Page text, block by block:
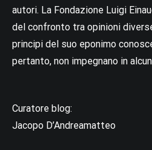
autori. La Fondazione Luigi
del confronto tra opinioni
principi del suo eponimo
pertanto, non impegnano in
Curatore blog:
Jacopo D’Andreamatteo